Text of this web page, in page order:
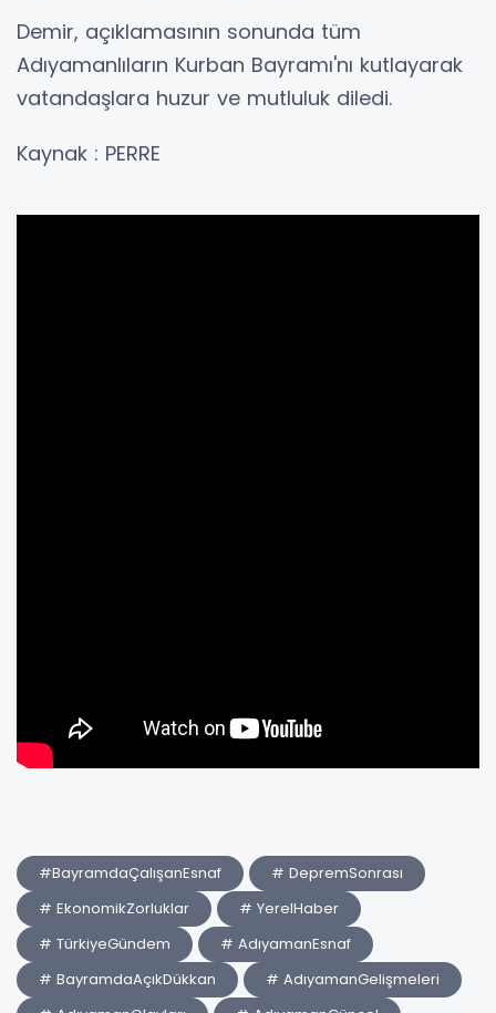
Demir, açıklamasının sonunda tüm
Adıyamanlıların Kurban Bayramı'nı kutlayarak
vatandaşlara huzur ve mutluluk diledi.
Kaynak : PERRE
#BayramdaÇalışanEsnaf
# DepremSonrası
# EkonomikZorluklar
# YerelHaber
# TürkiyeGündem
# AdıyamanEsnaf
# BayramdaAçıkDükkan
# AdıyamanGelişmeleri